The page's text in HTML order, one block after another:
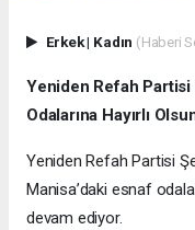
Erkek| Kadın (Haberi
Yeniden Refah
Odalarına Hayırlı
Yeniden Refah Partisi
Manisa’daki esnaf
devam ediyor.